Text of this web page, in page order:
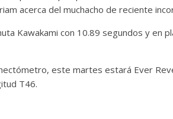
acerca del muchacho de reciente
Kawakami con 10.89 segundos y en
este martes estará Ever
T46.